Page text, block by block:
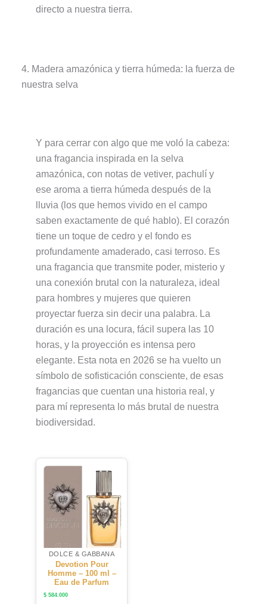
directo a nuestra tierra.
4. Madera amazónica y tierra húmeda: la fuerza de
nuestra selva
Y para cerrar con algo que me voló la cabeza:
una fragancia inspirada en la selva
amazónica, con notas de vetiver, pachulí y
ese aroma a tierra húmeda después de la
lluvia (los que hemos vivido en el campo
saben exactamente de qué hablo). El corazón
tiene un toque de cedro y el fondo es
profundamente amaderado, casi terroso. Es
una fragancia que transmite poder, misterio y
una conexión brutal con la naturaleza, ideal
para hombres y mujeres que quieren
proyectar fuerza sin decir una palabra. La
duración es una locura, fácil supera las 10
horas, y la proyección es intensa pero
elegante. Esta nota en 2026 se ha vuelto un
símbolo de sofisticación consciente, de esas
fragancias que cuentan una historia real, y
para mí representa lo más brutal de nuestra
biodiversidad.
DOLCE & GABBANA
Devotion Pour
Homme – 100 ml –
Eau de Parfum
$ 584.000